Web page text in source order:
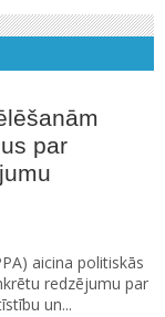
par
aicina politiskās
redzējumu par
un...